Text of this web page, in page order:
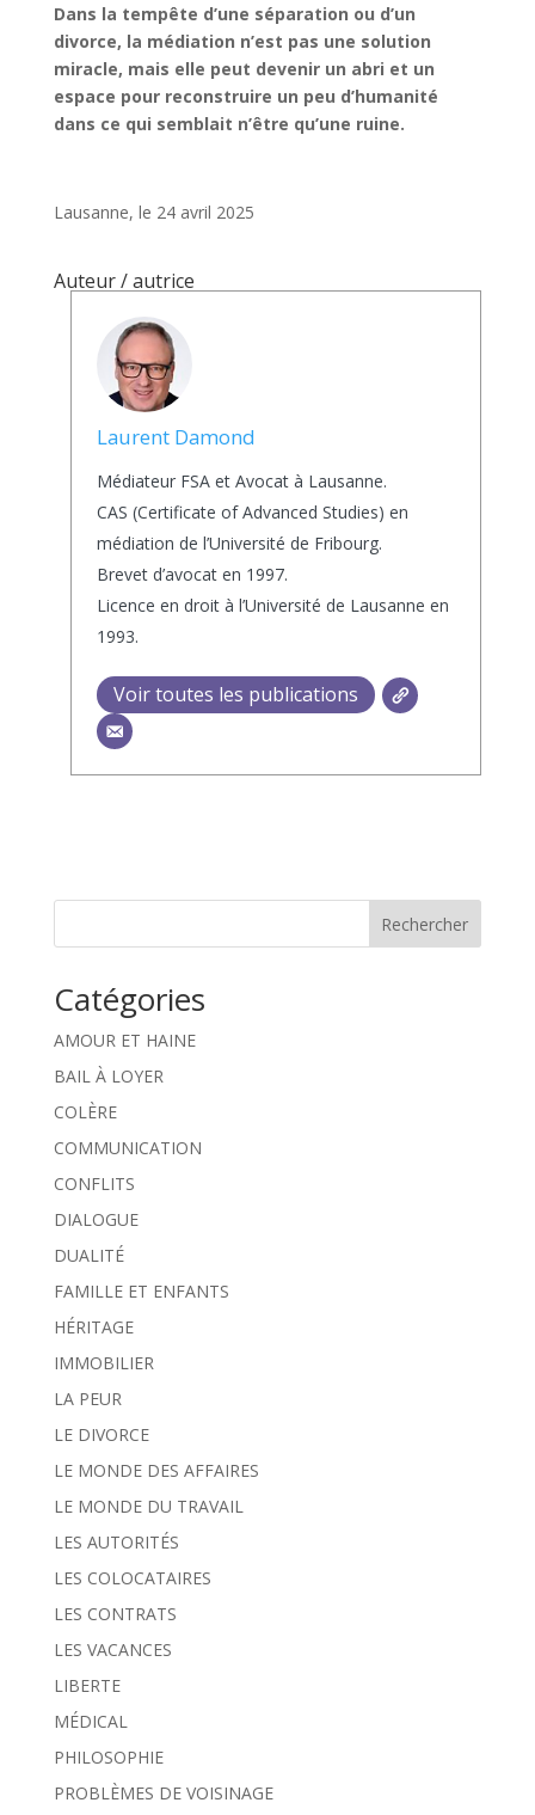
Dans la tempête d’une séparation ou d’un
divorce, la médiation n’est pas une solution
miracle, mais elle peut devenir un abri et un
espace pour reconstruire un peu d’humanité
dans ce qui semblait n’être qu’une ruine.
Lausanne, le 24 avril 2025
Auteur / autrice
Laurent Damond
Médiateur FSA et Avocat à Lausanne.
CAS (Certificate of Advanced Studies) en
médiation de l’Université de Fribourg.
Brevet d’avocat en 1997.
Licence en droit à l’Université de Lausanne en
1993.
Voir toutes les publications
Rechercher
Catégories
AMOUR ET HAINE
BAIL À LOYER
COLÈRE
COMMUNICATION
CONFLITS
DIALOGUE
DUALITÉ
FAMILLE ET ENFANTS
HÉRITAGE
IMMOBILIER
LA PEUR
LE DIVORCE
LE MONDE DES AFFAIRES
LE MONDE DU TRAVAIL
LES AUTORITÉS
LES COLOCATAIRES
LES CONTRATS
LES VACANCES
LIBERTE
MÉDICAL
PHILOSOPHIE
PROBLÈMES DE VOISINAGE